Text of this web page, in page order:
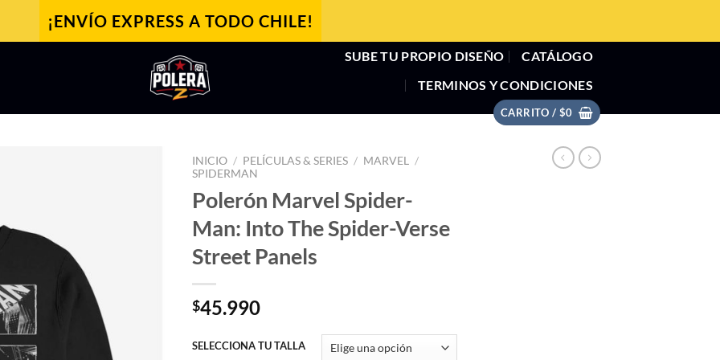
¡ENVÍO EXPRESS A TODO CHILE!
SUBE TU PROPIO DISEÑO
CATÁLOGO
TERMINOS Y CONDICIONES
CARRITO / $0
INICIO / PELÍCULAS & SERIES / MARVEL
/
SPIDERMAN
Polerón Marvel Spider-
Man: Into The Spider-Verse
Street Panels
$45.990
SELECCIONA TU TALLA